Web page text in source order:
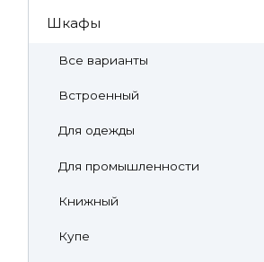
Шкафы
Все варианты
Встроенный
Для одежды
Для промышленности
Книжный
Купе